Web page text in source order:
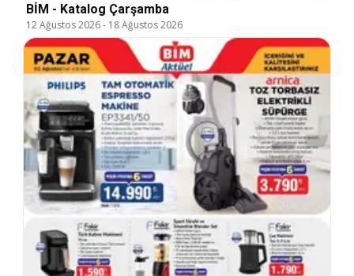
BİM - Katalog Çarşamba
12 Ağustos 2026- 18 Ağustos 2026